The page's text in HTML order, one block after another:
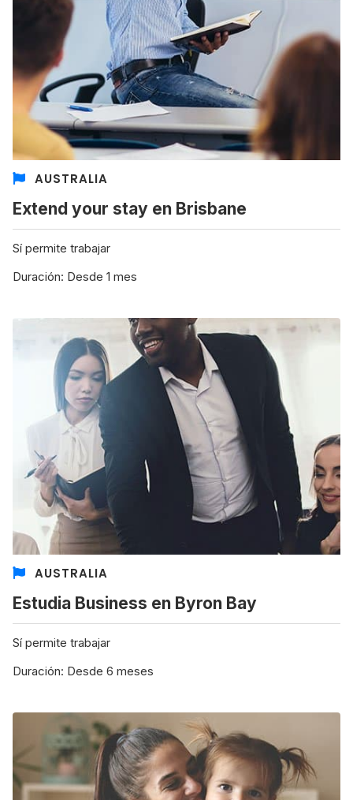
AUSTRALIA
Extend your stay en Brisbane
Sí permite trabajar
Duración: Desde 1 mes
AUSTRALIA
Estudia Business en Byron Bay
Sí permite trabajar
Duración: Desde 6 meses